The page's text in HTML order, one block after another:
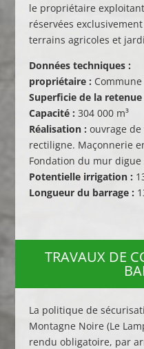
le propriétaire
réservées
terrains agricoles et
Données techniques :
propriétaire :
Superficie de la retenue
Capacité : 304 000 m³
Réalisation : ouvrage
rectiligne. Maçonnerie
Fondation du mur
Potentielle irrigation :
Longueur du barrage :
TRAVAUX DE
La politique de
Montagne Noire (Le
rendu obligatoire, par